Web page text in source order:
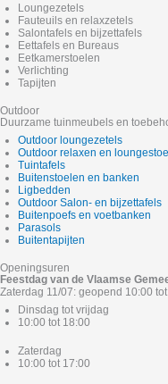
Loungezetels
Fauteuils en relaxzetels
Salontafels en bijzettafels
Eettafels en Bureaus
Eetkamerstoelen
Verlichting
Tapijten
Outdoor
Duurzame tuinmeubels en
Outdoor loungezetels
Outdoor relaxen en
Tuintafels
Buitenstoelen en banken
Ligbedden
Outdoor Salon- en bijzettafels
Buitenpoefs en voetbanken
Parasols
Buitentapijten
Openingsuren
Feestdag van de Vlaamse
Zaterdag 11/07: geopend 10:00
Dinsdag tot vrijdag
10:00 tot 18:00
Zaterdag
10:00 tot 17:00